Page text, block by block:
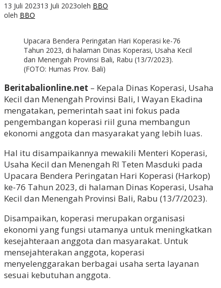
13 Juli 202313 Juli 2023oleh BBO
oleh BBO
Upacara Bendera Peringatan Hari Koperasi ke-76
Tahun 2023, di halaman Dinas Koperasi, Usaha Kecil
dan Menengah Provinsi Bali, Rabu (13/7/2023).
(FOTO: Humas Prov. Bali)
Beritabalionline.net – Kepala Dinas Koperasi, Usaha
Kecil dan Menengah Provinsi Bali, I Wayan Ekadina
mengatakan, pemerintah saat ini fokus pada
pengembangan koperasi riil guna membangun
ekonomi anggota dan masyarakat yang lebih luas.
Hal itu disampaikannya mewakili Menteri Koperasi,
Usaha Kecil dan Menengah RI Teten Masduki pada
Upacara Bendera Peringatan Hari Koperasi (Harkop)
ke-76 Tahun 2023, di halaman Dinas Koperasi, Usaha
Kecil dan Menengah Provinsi Bali, Rabu (13/7/2023).
Disampaikan, koperasi merupakan organisasi
ekonomi yang fungsi utamanya untuk meningkatkan
kesejahteraan anggota dan masyarakat. Untuk
mensejahterakan anggota, koperasi
menyelenggarakan berbagai usaha serta layanan
sesuai kebutuhan anggota.